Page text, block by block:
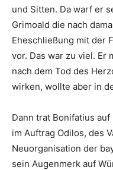
und Sitten. Da warf er
Grimoald die nach
Eheschließung mit der
vor. Das war zu viel. Er
nach dem Tod des
wirken, wollte aber in
Dann trat Bonifatius
im Auftrag Odilos, des
Neuorganisation der
sein Augenmerk auf